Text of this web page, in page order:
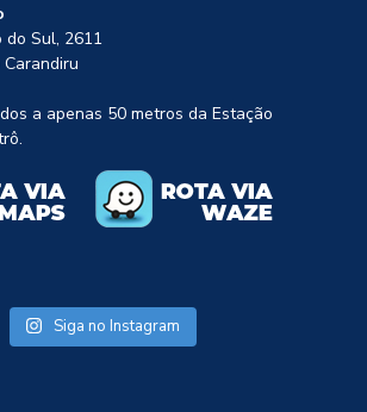
do Sul, 2611
a apenas 50 metros da Estação
Siga no Instagram